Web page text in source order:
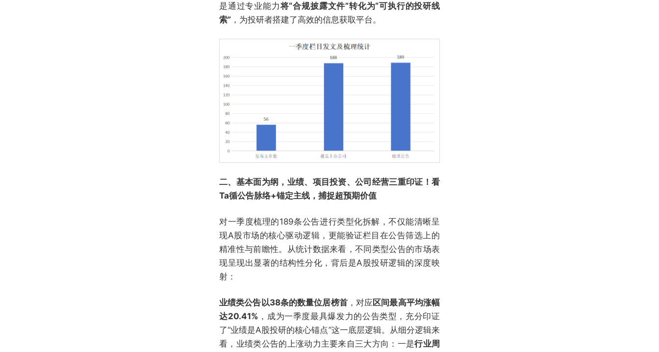
是通过专业能力将“合规披露文件”转化为“可执行的投研线
索” ，为投研者搭建了高效的信息获取平台。
二、基本面为纲，业绩、项目投资、公司经营三重印证！看
Ta循公告脉络+锚定主线，捕捉超预期价值
对一季度梳理的189条公告进行类型化拆解，不仅能清晰呈
现A股市场的核心驱动逻辑，更能验证栏目在公告筛选上的
精准性与前瞻性。从统计数据来看，不同类型公告的市场表
现呈现出显著的结构性分化，背后是A股投研逻辑的深度映
射：
业绩类公告以38条的数量位居榜首，对应区间最高平均涨幅
达20.41% ，成为一季度最具爆发力的公告类型，充分印证
了“业绩是A股投研的核心锚点”这一底层逻辑。从细分逻辑来
看，业绩类公告的上涨动力主要来自三大方向：一是行业周